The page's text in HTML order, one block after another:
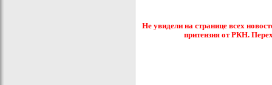
Не увидели на странице всех
притензия от РКН.